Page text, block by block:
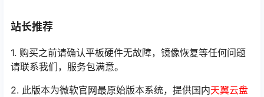
站长推荐
1. 购买之前请确认平板硬件无故障，镜像恢复等任何问题
请联系我们，服务包满意。
2. 此版本为微软官网最原始版本系统，提供国内天翼云盘